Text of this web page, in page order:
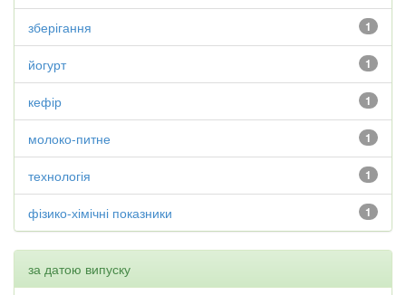
1
зберігання
1
йогурт
1
кефір
1
молоко-питне
1
технологія
1
фізико-хімічні показники
за датою випуску